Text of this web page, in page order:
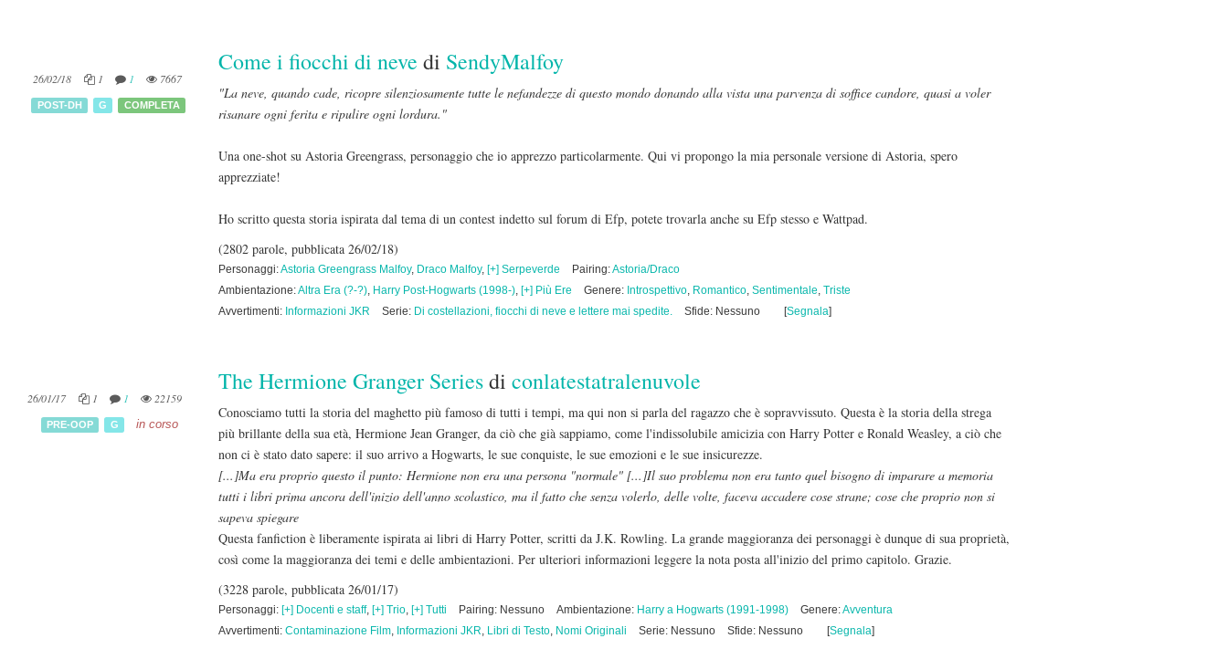
26/02/18 1 1 7667
POST-DH G COMPLETA
Come i fiocchi di neve di SendyMalfoy
"La neve, quando cade, ricopre silenziosamente tutte le nefandezze di questo mondo donando alla vista una parvenza di soffice candore, quasi a voler
risanare ogni ferita e ripulire ogni lordura."
Una one-shot su Astoria Greengrass, personaggio che io apprezzo particolarmente. Qui vi propongo la mia personale versione di Astoria, spero
apprezziate!
Ho scritto questa storia ispirata dal tema di un contest indetto sul forum di Efp, potete trovarla anche su Efp stesso e Wattpad.
(2802 parole, pubblicata 26/02/18)
Personaggi:Astoria Greengrass Malfoy, Draco Malfoy, [+] Serpeverde Pairing:Astoria/Draco
Ambientazione:Altra Era (?-?), Harry Post-Hogwarts (1998-), [+] Più Ere Genere: Introspettivo, Romantico, Sentimentale, Triste
Avvertimenti: Informazioni JKR Serie: Di costellazioni, fiocchi di neve e lettere mai spedite. Sfide: Nessuno [Segnala]
26/01/17 1 1 22159
PRE-OOP G in corso
The Hermione Granger Seriesdi conlatestatralenuvole
Conosciamo tutti la storia del maghetto più famoso di tutti i tempi, ma qui non si parla del ragazzo che è sopravvissuto. Questa è la storia della strega
più brillante della sua età, Hermione Jean Granger, da ciò che già sappiamo, come l'indissolubile amicizia con Harry Potter e Ronald Weasley, a ciò che
non ci è stato dato sapere: il suo arrivo a Hogwarts, le sue conquiste, le sue emozioni e le sue insicurezze.
[...]Ma era proprio questo il punto: Hermione non era una persona "normale" [...]Il suo problema non era tanto quel bisogno di imparare a memoria
tutti i libri prima ancora dell'inizio dell'anno scolastico, ma il fatto che senza volerlo, delle volte, faceva accadere cose strane; cose che proprio non si
sapeva spiegare
Questa fanfiction è liberamente ispirata ai libri di Harry Potter, scritti da J.K. Rowling. La grande maggioranza dei personaggi è dunque di sua proprietà,
così come la maggioranza dei temi e delle ambientazioni. Per ulteriori informazioni leggere la nota posta all'inizio del primo capitolo. Grazie.
(3228 parole, pubblicata 26/01/17)
Personaggi: [+] Docenti e staff, [+] Trio, [+] Tutti Pairing: Nessuno Ambientazione: Harry a Hogwarts (1991-1998) Genere:Avventura
Avvertimenti: Contaminazione Film, Informazioni JKR, Libri di Testo, Nomi Originali Serie: Nessuno Sfide: Nessuno [Segnala]